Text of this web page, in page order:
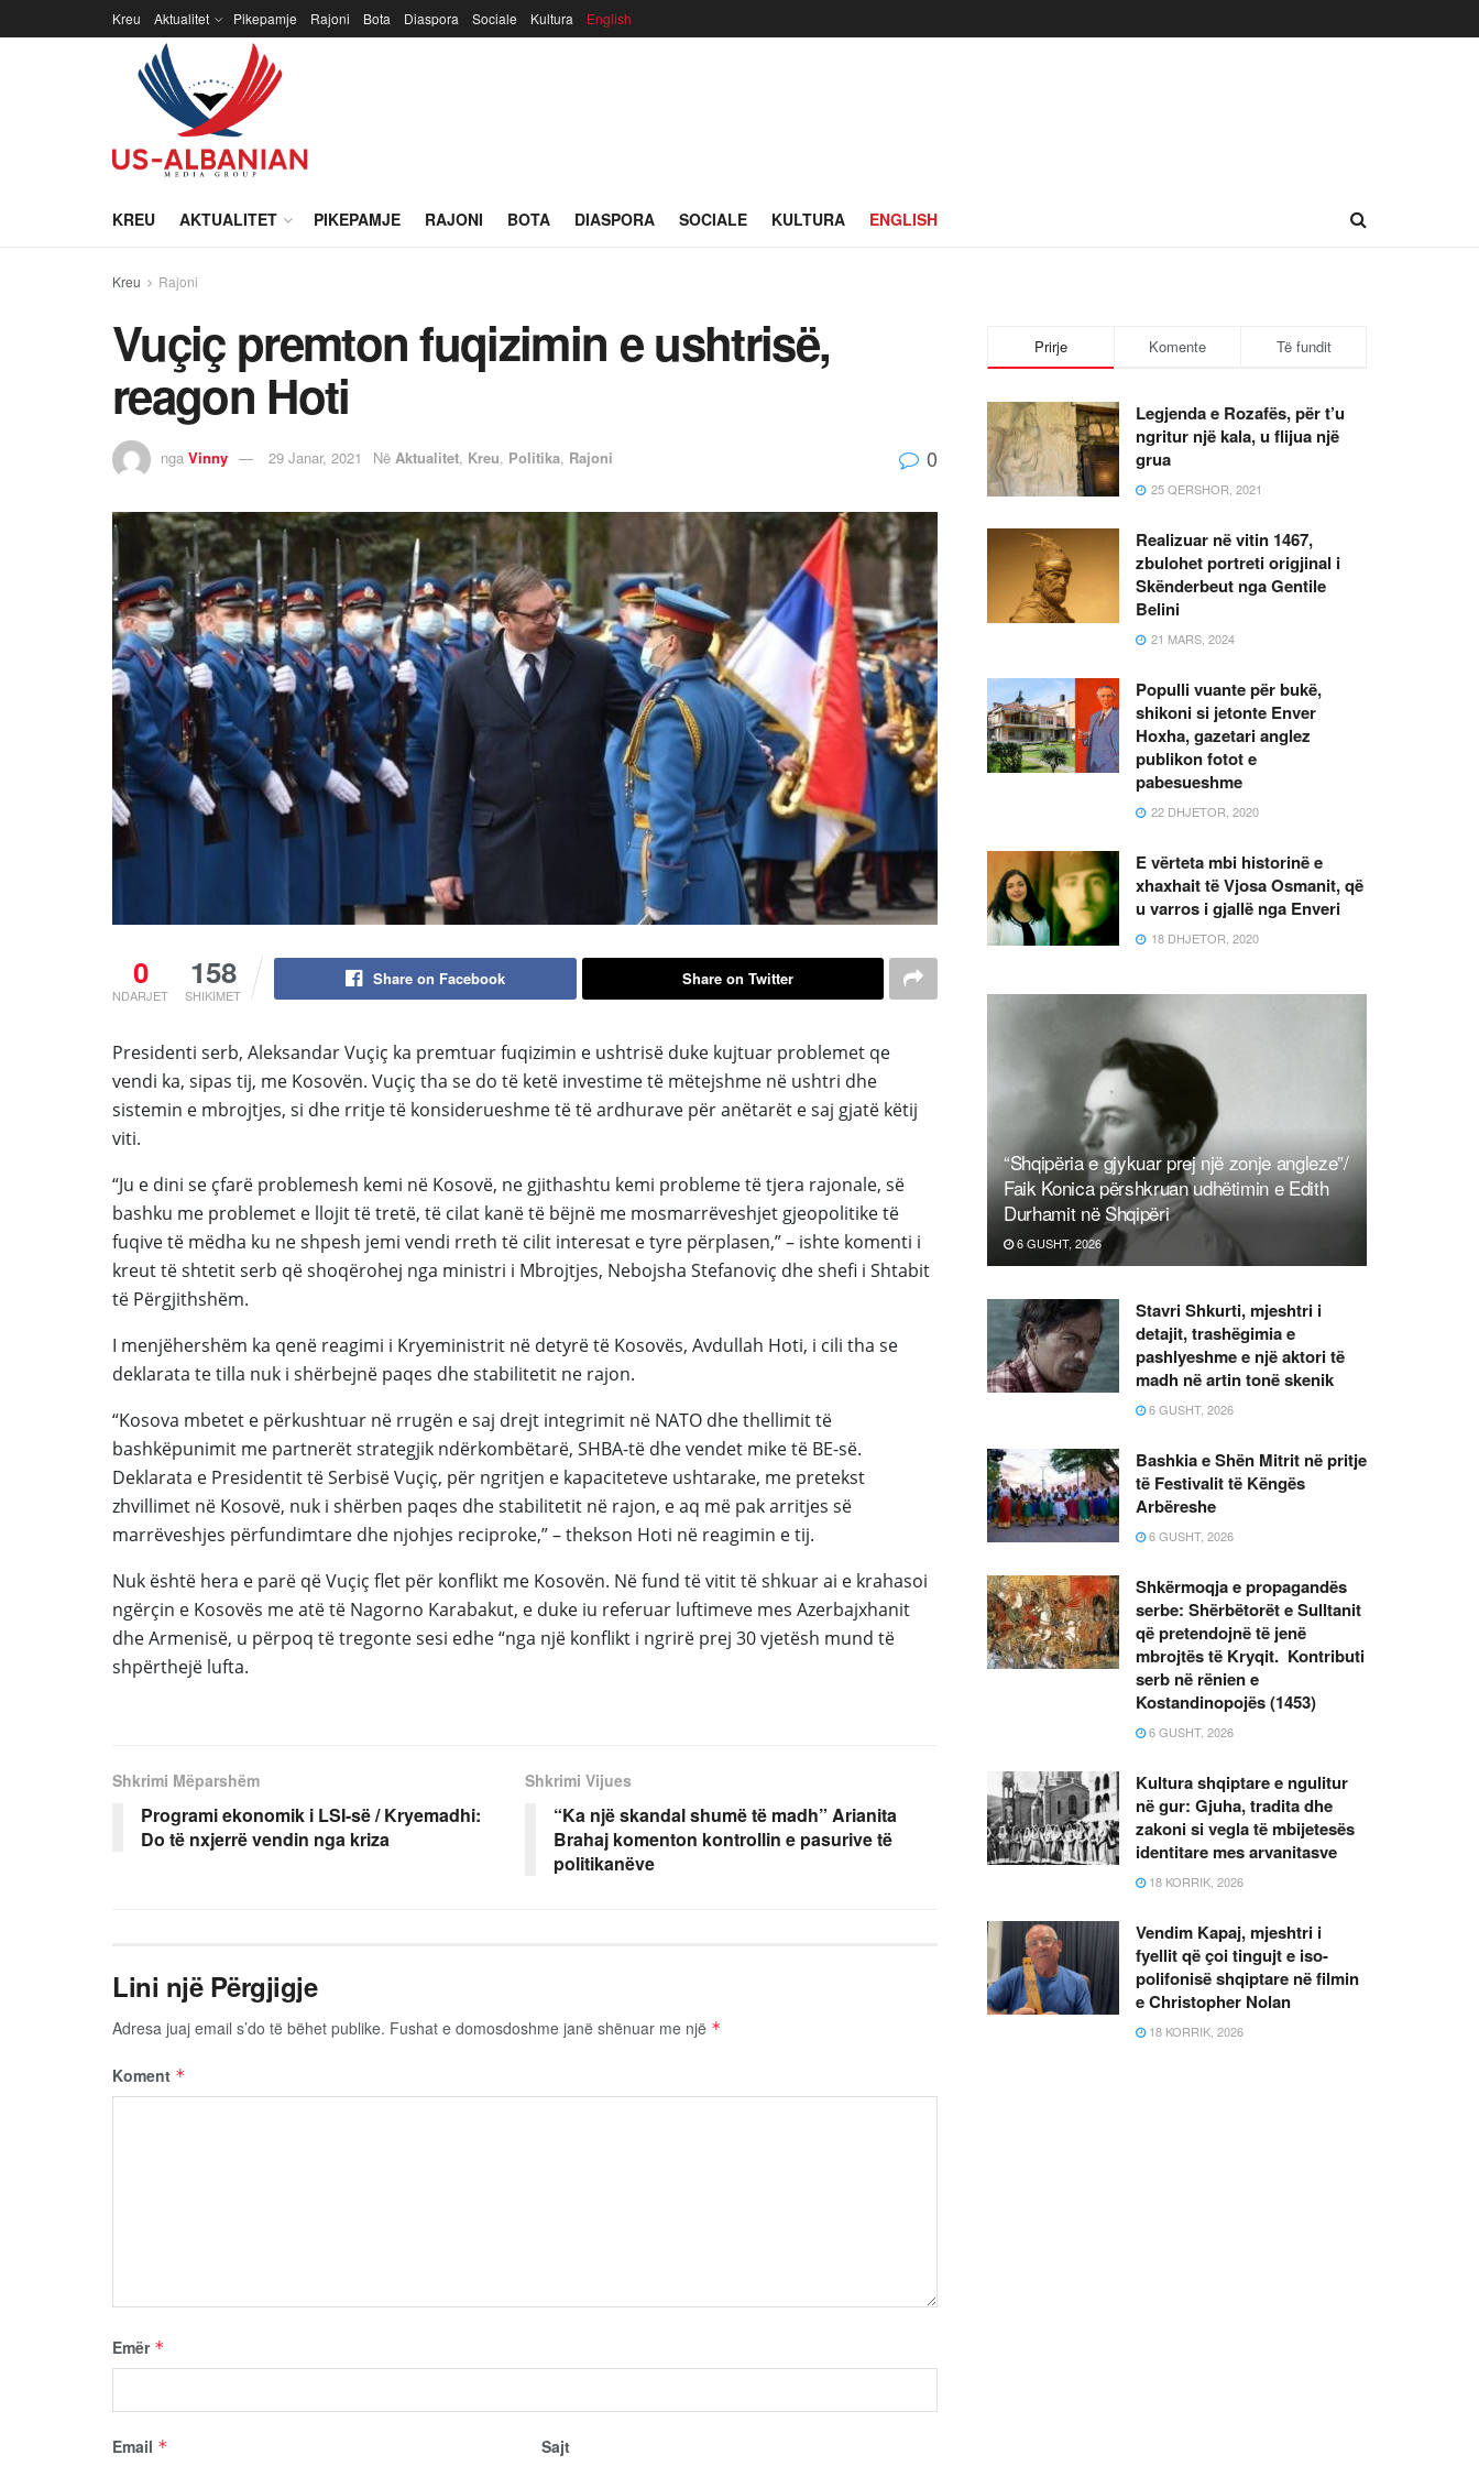
Kreu Aktualitet Pikepamje Rajoni Bota Diaspora Sociale Kultura English
KREU AKTUALITET PIKEPAMJE RAJONI BOTA DIASPORA SOCIALE KULTURA ENGLISH
Kreu Rajoni
Vuçiç premton fuqizimin e ushtrisë,
reagon Hoti
nga Vinny 29 Janar, 2021 Në Aktualitet, Kreu, Politika, Rajoni 0
0
NDARJET
158
SHIKIMET
Share on Facebook Share on Twitter
Presidenti serb, AleksandarVuçiç ka premtuar fuqizimin e ushtrisë duke kujtuar problemet qe
vendi ka, sipas tij, me Kosovën. Vuçiç tha se do të ketë investime të mëtejshme në ushtri dhe
sistemin e mbrojtjes, si dhe rritje të konsiderueshme të të ardhurave për anëtarët e saj gjatë këtij
viti.
“Ju e dini se çfarë problemesh kemi në Kosovë, ne gjithashtu kemi probleme të tjera rajonale, së
bashku me problemet e llojit të tretë, të cilat kanë të bëjnë me mosmarrëveshjet gjeopolitike të
fuqive të mëdha ku ne shpesh jemi vendi rreth të cilit interesat e tyre përplasen,” – ishte komenti i
kreut të shtetit serb që shoqërohej nga ministri i Mbrojtjes, Nebojsha Stefanoviç dhe shefi i Shtabit
të Përgjithshëm.
I menjëhershëm ka qenë reagimi i Kryeministrit në detyrë të Kosovës, Avdullah Hoti, i cili tha se
deklarata te tilla nuk i shërbejnë paqes dhestabilitetit ne rajon.
“Kosova mbetet e përkushtuar në rrugën e saj drejt integrimit në NATO dhe thellimit të
bashkëpunimit me partnerët strategjik ndërkombëtarë, SHBA-të dhe vendet mike të BE-së.
Deklarata e Presidentit të SerbisëVuçiç, për ngritjen e kapaciteteve ushtarake, me pretekst
zhvillimet në Kosovë, nuk i shërben paqes dhe stabilitetit në rajon, e aq më pak arritjes së
marrëveshjes përfundimtare dhe njohjes reciproke,” – thekson Hoti në reagimin e tij.
Nuk është hera e parë qëVuçiç flet për konflikt me Kosovën. Në fund të vitit të shkuarai e krahasoi
ngërçin e Kosovës me atë të Nagorno Karabakut, e duke iu referuar luftimeve mes Azerbajxhanit
dhe Armenisë, u përpoq të tregonte sesi edhe “nga një konflikt i ngrirë prej 30 vjetësh mund të
shpërthejë lufta.
Shkrimi Mëparshëm
Programi ekonomik i LSI-së / Kryemadhi:
Do të nxjerrë vendin nga kriza
Shkrimi Vijues
“Ka një skandal shumë të madh” Arianita
Brahaj komenton kontrollin e pasurive të
politikanëve
Lini një Përgjigje
Adresa juaj email s’do të bëhet publike. Fushat e domosdoshme janë shënuar me një *
Koment *
Emër *
Email * Sajt
Prirje Komente Të fundit
Legjenda e Rozafës, për t’u
ngritur një kala, u flijua një
grua
25 QERSHOR, 2021
Realizuar në vitin 1467,
zbulohet portreti origjinal i
Skënderbeut nga Gentile
Belini
21 MARS, 2024
Populli vuante për bukë,
shikoni si jetonte Enver
Hoxha, gazetari anglez
publikon fotot e
pabesueshme
22 DHJETOR, 2020
E vërteta mbi historinë e
xhaxhait të Vjosa Osmanit, që
u varros i gjallë nga Enveri
18 DHJETOR, 2020
“Shqipëria e gjykuar prej një zonje angleze”/
Faik Konica përshkruan udhëtimin e Edith
Durhamit në Shqipëri
6 GUSHT, 2026
Stavri Shkurti, mjeshtri i
detajit, trashëgimia e
pashlyeshme e një aktori të
madh në artin tonë skenik
6 GUSHT, 2026
Bashkia e Shën Mitrit në pritje
të Festivalit të Këngës
Arbëreshe
6 GUSHT, 2026
Shkërmoqja e propagandës
serbe: Shërbëtorët e Sulltanit
që pretendojnë të jenë
mbrojtës të Kryqit. Kontributi
serb në rënien e
Kostandinopojës (1453)
6 GUSHT, 2026
Kultura shqiptare e ngulitur
në gur: Gjuha, tradita dhe
zakoni si vegla të mbijetesës
identitare mes arvanitasve
18 KORRIK, 2026
Vendim Kapaj, mjeshtri i
fyellit që çoi tingujt e iso-
polifonisë shqiptare në filmin
e Christopher Nolan
18 KORRIK, 2026